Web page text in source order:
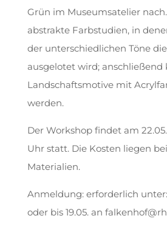
Grün im Museumsatelier
abstrakte Farbstudien, in
der unterschiedlichen Töne
ausgelotet wird; anschließend
Landschaftsmotive mit
werden.
Der Workshop findet am
Uhr statt. Die Kosten liegen
Materialien.
Anmeldung: erforderlich unter:
oder bis 19.05. an